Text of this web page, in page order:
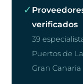
✓
verificados
39
Puertos de
Gran Canaria